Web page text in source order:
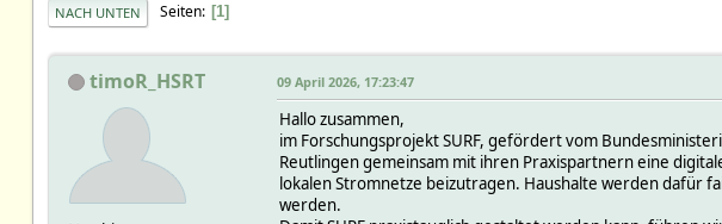
NACH UNTEN Seiten 1
timoR_HSRT 09 April 2026, 17:23:47
Hallo zusammen,
im Forschungsprojekt SURF, gefördert vom
Reutlingen gemeinsam mit ihren Praxispartnern eine
lokalen Stromnetze beizutragen. Haushalte werden dafür
werden.